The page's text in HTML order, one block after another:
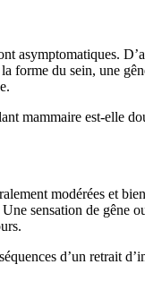
asymptomatiques.
forme du sein, une
mammaire est-elle
modérées et
sensation de gêne
d’un retrait